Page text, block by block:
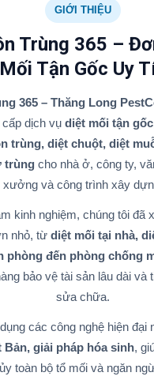
GIỚI THIỆU
Trùng 365 –
Mối Tận Gốc Uy
365 – Thăng Long
dịch vụ diệt mối tận
trùng, diệt chuột, diệt
trùngcho nhà ở, công ty,
xưởng và công trình xây
kinh nghiệm, chúng tôi đã
nhỏ, từ diệt mối tại nhà,
phòng đến phòng chống
bảo vệ tài sản lâu dài và
sửa chữa.
các công nghệ hiện đại
Bản, giải pháp hóa sinh,
toàn bộ tổ mối và ngăn